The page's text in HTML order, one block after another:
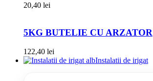
20,40 lei
5KG BUTELIE CU ARZATOR
122,40 lei
Instalatii de irigat